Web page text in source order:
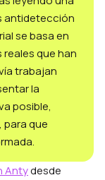
antidetección
se basa en
que han
trabajan
la
posible,
que
Antydesde